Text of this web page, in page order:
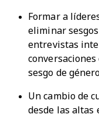
Formar a
eliminar
entrevistas
sesgo de
Un cambio de
desde las altas